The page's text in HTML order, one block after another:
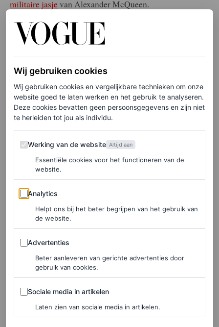
militaire jasjevan Alexander McQueen.
Wij gebruiken cookies
Wij gebruiken cookies en vergelijkbare technieken om onze
website goed te laten werken en het gebruik te analyseren.
Deze cookies bevatten geen persoonsgegevens en zijn niet
te herleiden tot jou als individu.
Werking van de website
Werking van de website Altijd aan
Essentiële cookies voor het functioneren van de
website.
Analytics
Analytics
Helpt ons bij het beter begrijpen van het gebruik van
de website.
Advertenties
Advertenties
Beter aanleveren van gerichte advertenties door
gebruik van cookies.
Sociale media in artikelen
Sociale media in artikelen
Laten zien van sociale media in artikelen.